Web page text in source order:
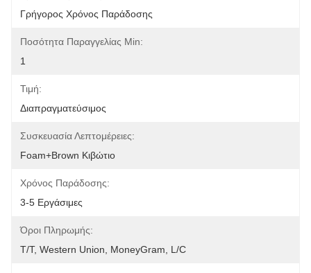
Γρήγορος Χρόνος Παράδοσης
Ποσότητα Παραγγελίας Min:
1
Τιμή:
Διαπραγματεύσιμος
Συσκευασία Λεπτομέρειες:
Foam+Brown Κιβώτιο
Χρόνος Παράδοσης:
3-5 Εργάσιμες
Όροι Πληρωμής:
T/T, Western Union, MoneyGram, L/C